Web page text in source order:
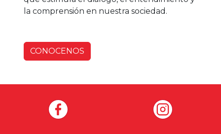
la comprensión en nuestra sociedad.
CONOCENOS